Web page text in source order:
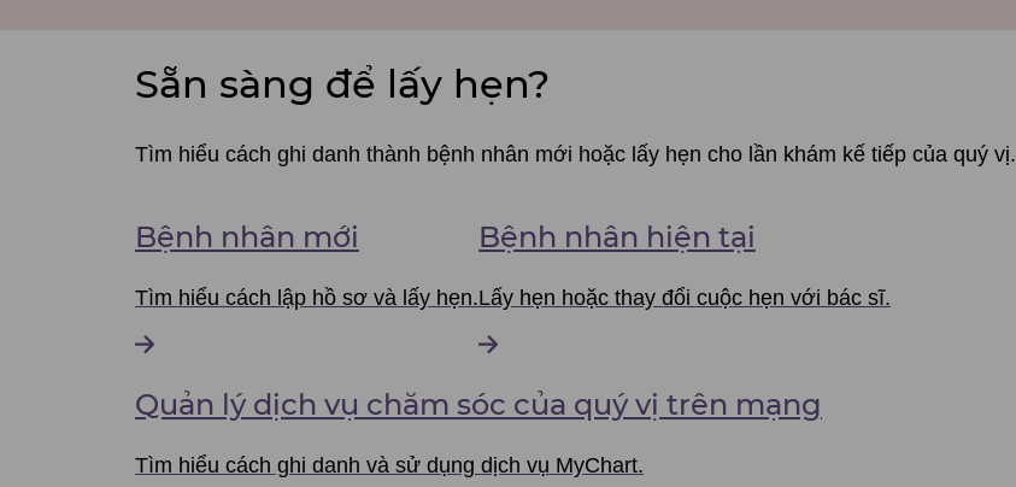
Sẵn sàng để lấy hẹn?
Tìm hiểu cách ghi danh thành bệnh nhân mới hoặc lấy hẹn cho lần khám kế tiếp của quý vị.
Bệnh nhân mới
Tìm hiểu cách lập hồ sơ và lấy hẹn.
Bệnh nhân hiện tại
Lấy hẹn hoặc thay đổi cuộc hẹn với bác sĩ.
Quản lý dịch vụ chăm sóc của quý vị trên mạng
Tìm hiểu cách ghi danh và sử dụng dịch vụ MyChart.